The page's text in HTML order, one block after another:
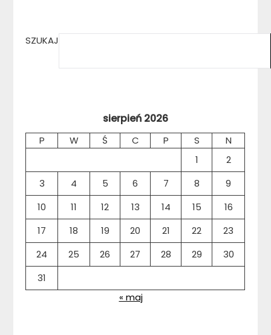
SZUKAJ
sierpień 2026
P W Ś C P S
N
1
2
3
4 5 6 7 8
9
10
11 12 13 14 15
16
17
18 19 20 21 22
23
24
25 26 27 28 29
30
31
« maj